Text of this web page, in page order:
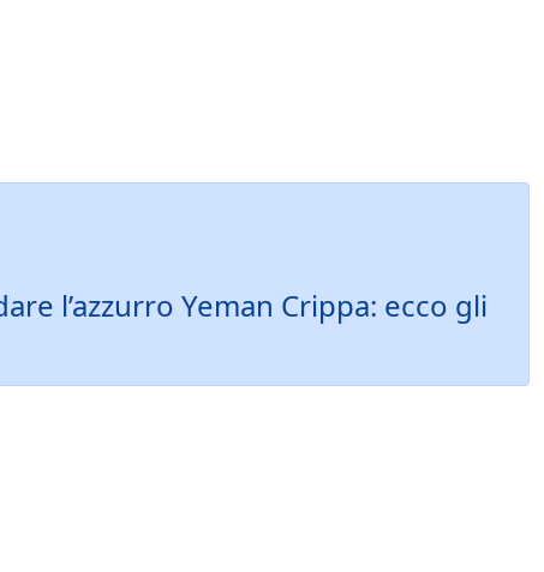
l’azzurro Yeman Crippa: ecco gli